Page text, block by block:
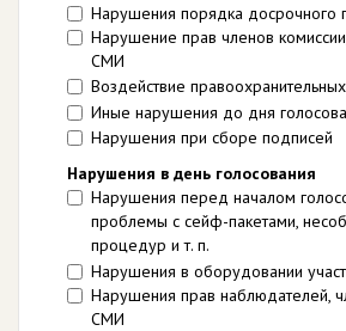
Нарушения порядка досрочного
Нарушение прав членов
СМИ
Воздействие
Иные нарушения до дня
Нарушения при сборе подписей
Нарушения в день голосования
Нарушения перед началом
проблемы с сейф-пакетами,
процедур и т. п.
Нарушения в оборудовании
Нарушения прав наблюдателей,
СМИ